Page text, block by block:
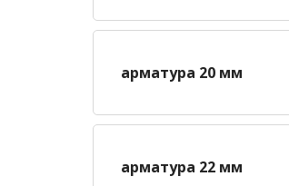
арматура 20 мм
арматура 22 мм